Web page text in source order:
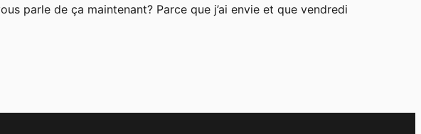
parle de ça maintenant? Parce que j’ai envie et que vendredi